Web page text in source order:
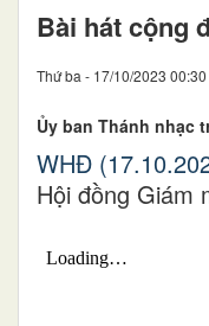
Bài hát cộng
Thứ ba - 17/10/2023 00:30
Ủy ban Thánh nhạc
WHĐ
Hội đồng Giám